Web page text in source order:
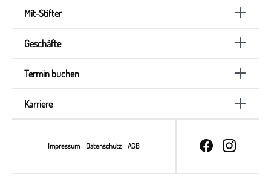
Mit-Stifter
Geschäfte
Termin buchen
Karriere
Impressum Datenschutz AGB